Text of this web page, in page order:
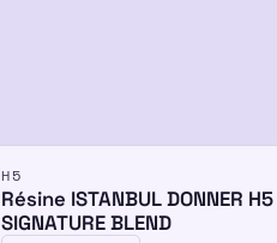
50%
H5
Résine ISTANBUL DONNER
SIGNATURE BLEND